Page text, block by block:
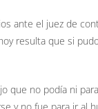
ante el juez de
resulta que si
que no podía ni